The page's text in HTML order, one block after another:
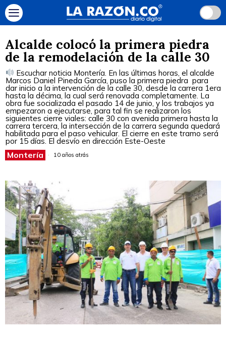
Alcalde colocó la primera piedra
de la remodelación de la calle 30
Escuchar noticia Montería. En las últimas horas, el alcalde
Marcos Daniel Pineda García, puso la primera piedra para
dar inicio a la intervención de la calle 30, desde la carrera 1era
hasta la décima, la cual será renovada completamente. La
obra fue socializada el pasado 14 de junio, y los trabajos ya
empezaron a ejecutarse, para tal fin se realizaron los
siguientes cierre viales: calle 30 con avenida primera hasta la
carrera tercera, la intersección de la carrera segunda quedará
habilitada para el paso vehicular. El cierre en este tramo será
por 15 días. El desvío en dirección Este-Oeste
Montería 10 años atrás